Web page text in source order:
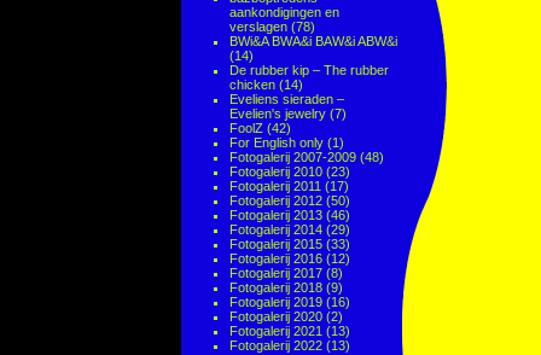
aankondigingen en
verslagen (78)
BWi&A BWA&i BAW&i ABW&i
(14)
De rubber kip – The rubber
chicken (14)
Eveliens sieraden –
Evelien's jewelry (7)
FoolZ (42)
For English only (1)
Fotogalerij 2007-2009 (48)
Fotogalerij 2010 (23)
Fotogalerij 2011 (17)
Fotogalerij 2012 (50)
Fotogalerij 2013 (46)
Fotogalerij 2014 (29)
Fotogalerij 2015 (33)
Fotogalerij 2016 (12)
Fotogalerij 2017 (8)
Fotogalerij 2018 (9)
Fotogalerij 2019 (16)
Fotogalerij 2020 (2)
Fotogalerij 2021 (13)
Fotogalerij 2022 (13)